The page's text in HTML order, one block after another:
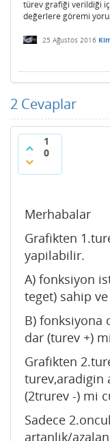
türev grafiği verildiği
değerlere göremi
25 Ağustos 2016
2 Cevaplar
1
0
Merhabalar
Grafikten
yapilabilir.
A) fonksiyon
teget) sahip
B) fonksiyona
dar (turev +)
Grafikten
turev,aradigin
(2trurev -) mi
Sadece
artanlik/